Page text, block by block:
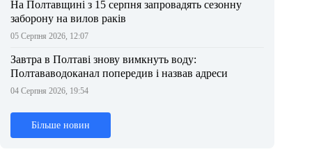
На Полтавщині з 15 серпня запровадять сезонну
заборону на вилов раків
05 Серпня 2026, 12:07
Завтра в Полтаві знову вимкнуть воду:
Полтававодоканал попередив і назвав адреси
04 Серпня 2026, 19:54
Більше новин